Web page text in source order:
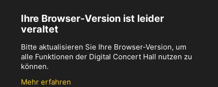
Ihre Browser-Version ist leider
veraltet
Bitte aktualisieren Sie Ihre Browser-Version, um
alle Funktionen der Digital Concert Hall nutzen zu
können.
Mehr erfahren